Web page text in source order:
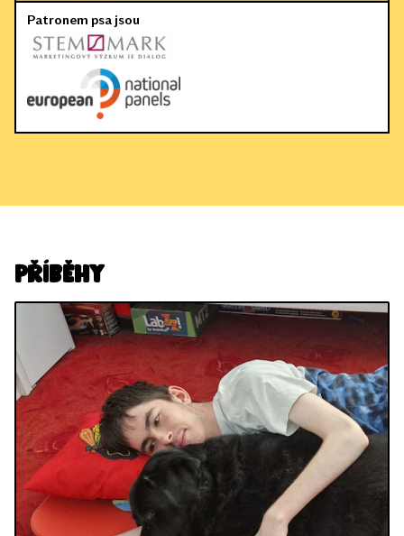
Patronem psa jsou
Příběhy